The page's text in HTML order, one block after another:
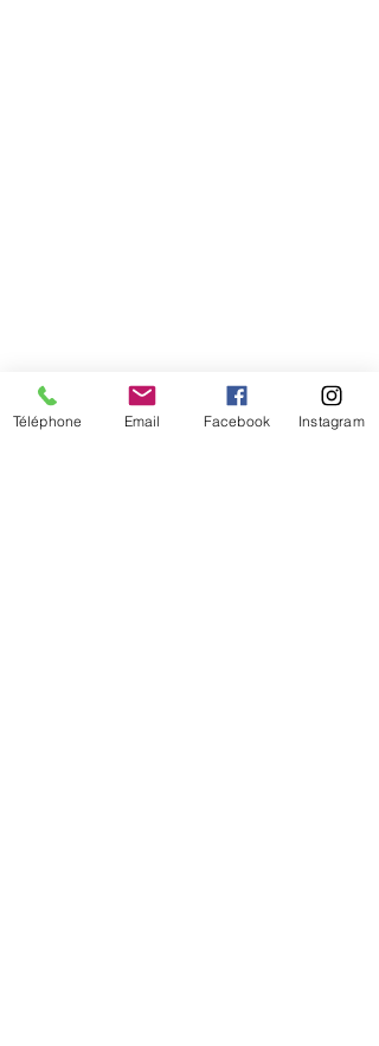
Téléphone Email Facebook Instagram